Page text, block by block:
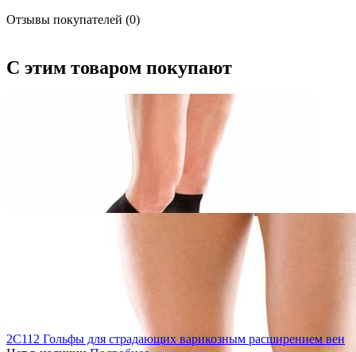
Отзывы покупателей (0)
С этим товаром покупают
2C112 Гольфы для страдающих варикозным расширением вен